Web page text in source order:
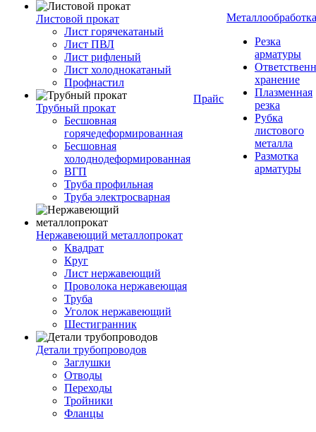
Листовой прокат
Лист горячекатаный
Лист ПВЛ
Лист рифленый
Лист холоднокатаный
Профнастил
Трубный прокат
Бесшовная
горячедеформированная
Бесшовная
холоднодеформированная
ВГП
Труба профильная
Труба электросварная
Нержавеющий металлопрокат
Квадрат
Круг
Лист нержавеющий
Проволока нержавеющая
Труба
Уголок нержавеющий
Шестигранник
Детали трубопроводов
Заглушки
Отводы
Переходы
Тройники
Фланцы
Прайс
Металлообработка
Резка
арматуры
хранение
Плазменная
резка
Рубка
листового
металла
Размотка
арматуры